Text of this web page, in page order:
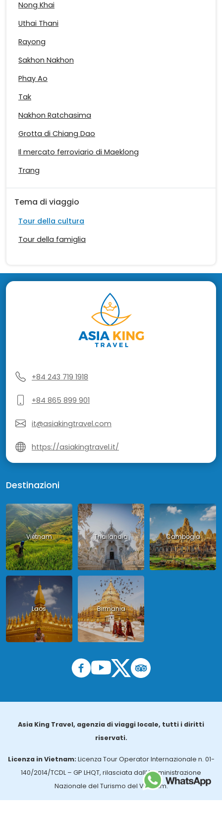
Nong Khai
Uthai Thani
Rayong
Sakhon Nakhon
Phay Ao
Tak
Nakhon Ratchasima
Grotta di Chiang Dao
Il mercato ferroviario di Maeklong
Trang
Tema di viaggio
Tour della cultura
Tour della famiglia
+84 243 719 1918
+84 865 899 901
it@asiakingtravel.com
https://asiakingtravel.it/
Destinazioni
Vietnam Thailandia Cambogia
Laos Birmania
Asia King Travel, agenzia di viaggi locale, tutti i diritti
riservati.
Licenza in Vietnam: Licenza Tour Operator Internazionale n. 01-
140/2014/TCDL – GP LHQT, rilasciata dall’Amministrazione
Nazionale del Turismo del Vietnam.